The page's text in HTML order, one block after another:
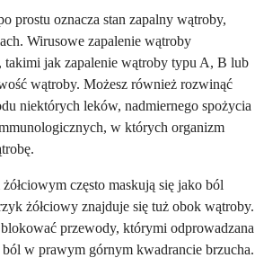
prostu oznacza stan zapalny wątroby,
Wirusowe zapalenie wątroby
takimi jak zapalenie wątroby typu A, B lub
wątroby. Możesz również rozwinąć
niektórych leków, nadmiernego spożycia
w których organizm
często maskują się jako ból
żółciowy znajduje się tuż obok wątroby.
przewody, którymi odprowadzana
w prawym górnym kwadrancie brzucha.